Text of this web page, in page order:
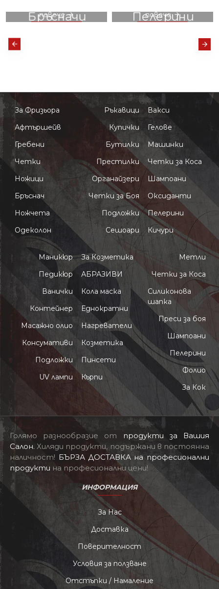
Престилки
За Фризьора
Афтършейв
Гребени
Четки
Ножици
Бръснач
Ножчета
Одеколон
Ръкавици
Купички
Бутилки
Престилки
Органайзери
Четки за Боя
Подложки
Сешоари
Вакси
Гелове
Машинки
Четки за Коса
Шампоани
Оксиданти
Пелерини
Кичури
Маникюр
Педикюр
Ванички
Контейнер
Масажно олио
Консумативи
Подложки
UV лампи
За Козметика
АБРАЗИВИ
Кола маска
Еднократни
Нагреватели
Козметика
Пинсети
Кърпи
Метли
Четки за Коса
Силиконова
шапка
Преси за боя
Шампоани
Пелерини
Фолио
За Кок
Голямо разнообразие от продукти за Вашия
Салон.Хиляди продукти, подържани в постоянна
наличност! БЪРЗА ДОСТАВКА на професионални
продукти на професионални цени!
ИНФОРМАЦИЯ
За Нас
Доставка
Поверителност
Условия за ползване
Отстъпки / Намаление